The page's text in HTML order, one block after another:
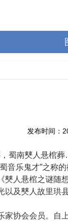
发布时间：
蜀南僰人悬棺
音乐鬼才”之称的
僰人悬棺之谜随
以及僰人故里珙
协会会员。自